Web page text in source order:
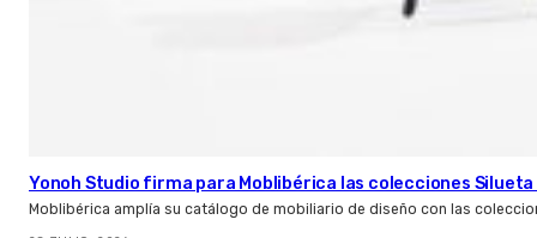
Yonoh Studio firma para Moblibérica las colecciones Silueta
Moblibérica amplía su catálogo de mobiliario de diseño con las